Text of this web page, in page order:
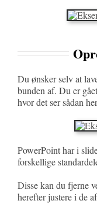
Du ønsker selv at
bunden af. Du er
hvor det ser sådan
PowerPoint har i
forskellige
Disse kan du fjerne
herefter justere i de